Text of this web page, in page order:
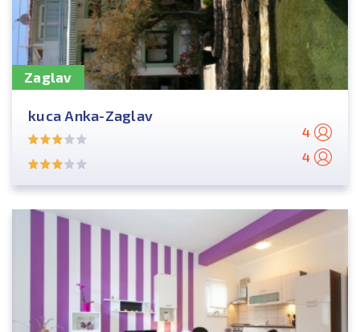
Zaglav
kuca Anka-Zaglav
4
4